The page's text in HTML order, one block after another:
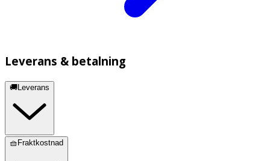
Leverans & betalning
🚚Leverans
🧺Fraktkostnad